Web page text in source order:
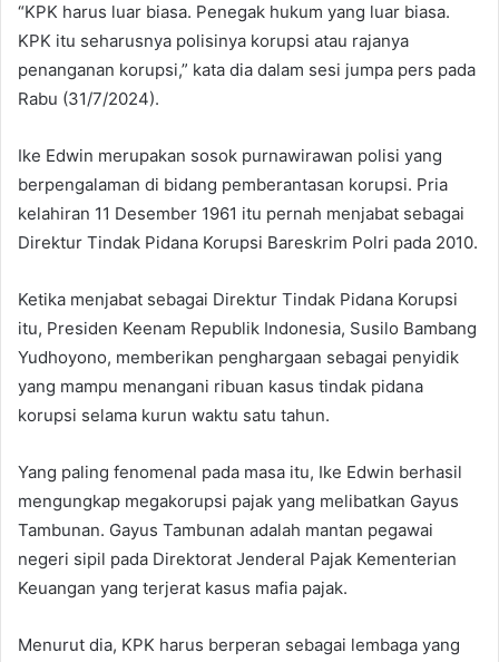
“KPK harus luar biasa. Penegak hukum yang luar biasa.
KPK itu seharusnya polisinya korupsi atau rajanya
penanganan korupsi,” kata dia dalam sesi jumpa pers pada
Rabu (31/7/2024).
Ike Edwin merupakan sosok purnawirawan polisi yang
berpengalaman di bidang pemberantasan korupsi. Pria
kelahiran 11 Desember 1961 itu pernah menjabat sebagai
Direktur Tindak Pidana Korupsi Bareskrim Polri pada 2010.
Ketika menjabat sebagai Direktur Tindak Pidana Korupsi
itu, Presiden Keenam Republik Indonesia, Susilo Bambang
Yudhoyono, memberikan penghargaan sebagai penyidik
yang mampu menangani ribuan kasus tindak pidana
korupsi selama kurun waktu satu tahun.
Yang paling fenomenal pada masa itu, Ike Edwin berhasil
mengungkap megakorupsi pajak yang melibatkan Gayus
Tambunan. Gayus Tambunan adalah mantan pegawai
negeri sipil pada Direktorat Jenderal Pajak Kementerian
Keuangan yang terjerat kasus mafia pajak.
Menurut dia, KPK harus berperan sebagai lembaga yang